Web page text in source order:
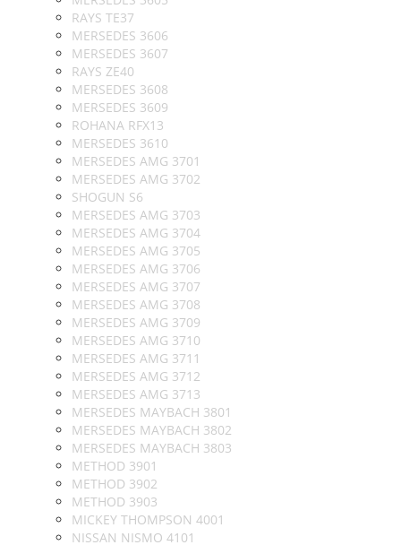
RAYS TE37
MERSEDES 3606
MERSEDES 3607
RAYS ZE40
MERSEDES 3608
MERSEDES 3609
ROHANA RFX13
MERSEDES 3610
MERSEDES AMG 3701
MERSEDES AMG 3702
SHOGUN S6
MERSEDES AMG 3703
MERSEDES AMG 3704
MERSEDES AMG 3705
MERSEDES AMG 3706
MERSEDES AMG 3707
MERSEDES AMG 3708
MERSEDES AMG 3709
MERSEDES AMG 3710
MERSEDES AMG 3711
MERSEDES AMG 3712
MERSEDES AMG 3713
MERSEDES MAYBACH 3801
MERSEDES MAYBACH 3802
MERSEDES MAYBACH 3803
METHOD 3901
METHOD 3902
METHOD 3903
MICKEY THOMPSON 4001
NISSAN NISMO 4101